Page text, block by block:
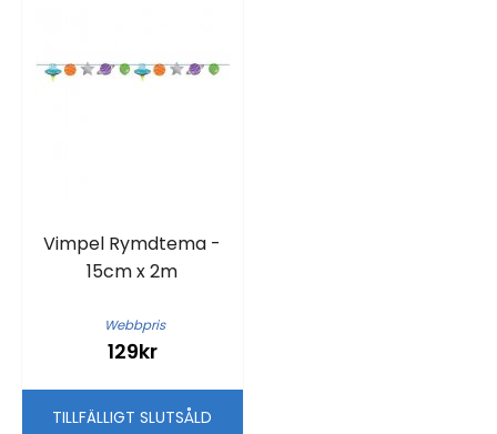
Vimpel Rymdtema -
15cm x 2m
Webbpris
129kr
TILLFÄLLIGT SLUTSÅLD